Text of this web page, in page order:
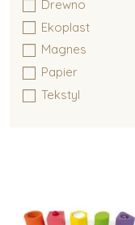
Goki
Grafix
Heimess
HOLZTIGER
Infantino
Little Dutch
Drewno
Ekoplast
Magnes
Papier
Tekstyl